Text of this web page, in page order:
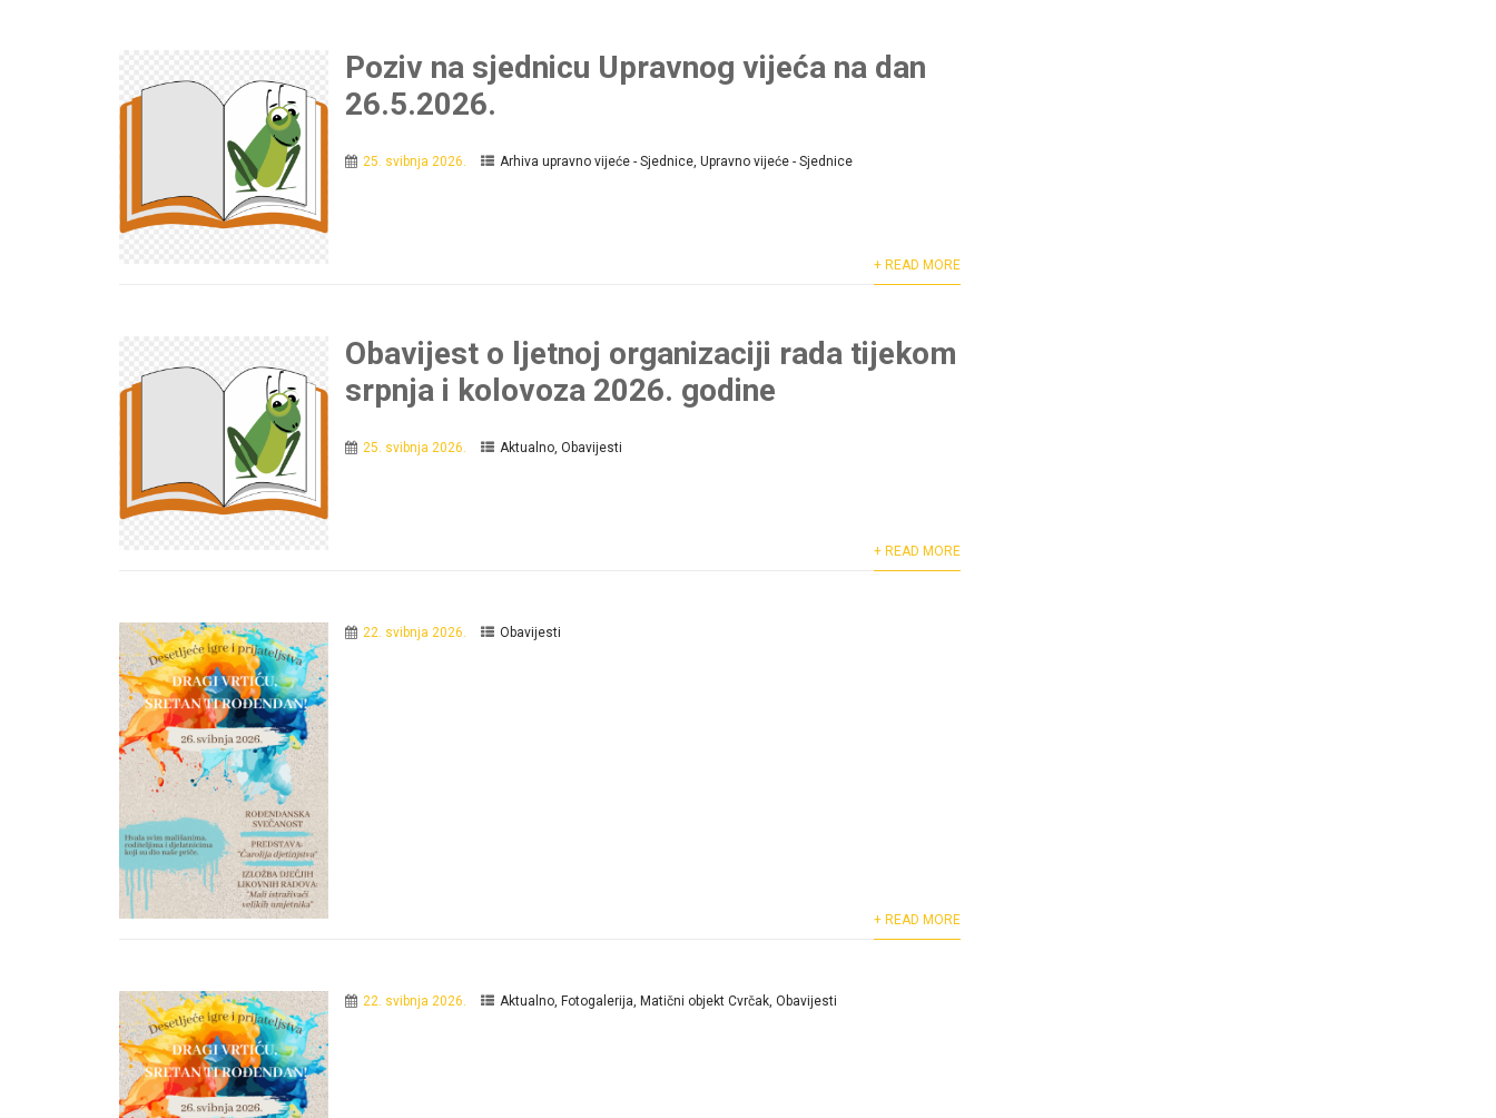
Poziv na sjednicu Upravnog vijeća na dan
26.5.2026.
25. svibnja 2026. Arhiva upravno vijeće - Sjednice,Upravno vijeće - Sjednice
+ READ MORE
Obavijest o ljetnoj organizaciji rada tijekom
srpnja i kolovoza 2026. godine
25. svibnja 2026. Aktualno,Obavijesti
+ READ MORE
22. svibnja 2026. Obavijesti
+ READ MORE
22. svibnja 2026. Aktualno, Fotogalerija, Matični objekt Cvrčak,Obavijesti